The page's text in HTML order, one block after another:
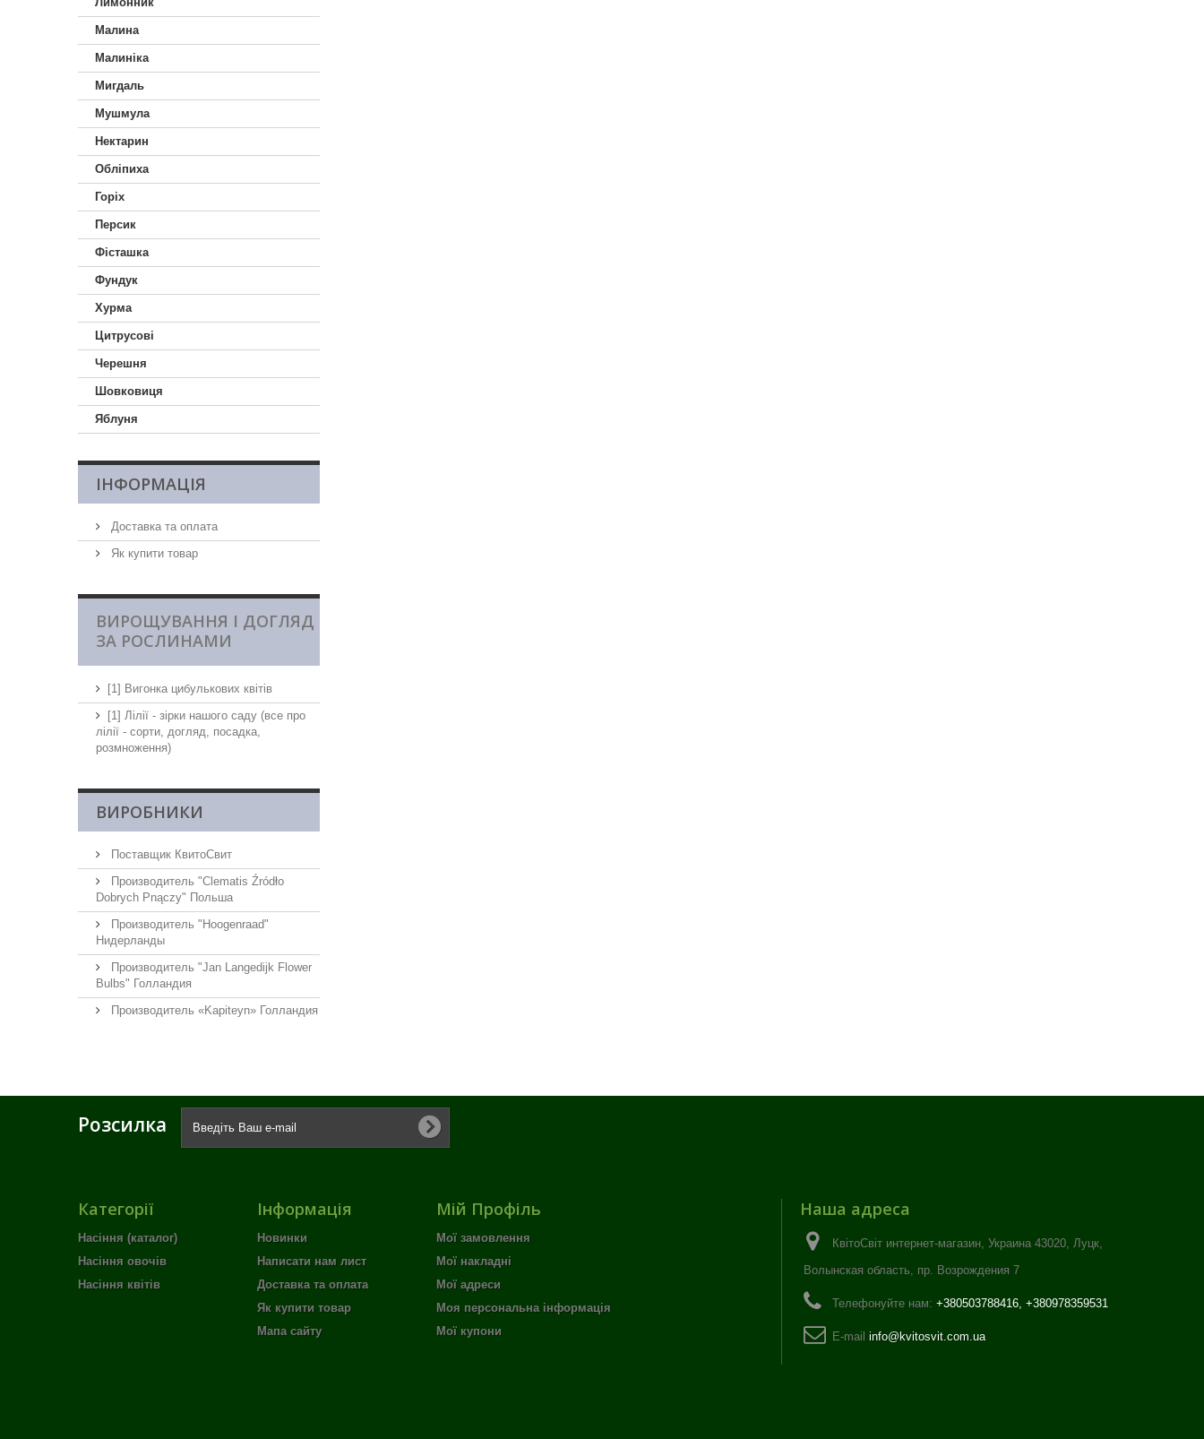
Малина
Малиніка
Мигдаль
Мушмула
Нектарин
Обліпиха
Горіх
Персик
Фісташка
Фундук
Хурма
Цитрусові
Черешня
Шовковиця
Яблуня
ІНФОРМАЦІЯ
Доставка та оплата
Як купити товар
ВИРОЩУВАННЯ І ДОГЛЯД
ЗА РОСЛИНАМИ
[1] Вигонка цибулькових квітів
[1] Лілії - зірки нашого саду (все про
лілії - сорти, догляд, посадка,
розмноження)
ВИРОБНИКИ
Поставщик КвитоСвит
Производитель "Clematis Źródło
Dobrych Pnączy" Польша
Производитель "Hoogenraad"
Нидерланды
Производитель "Jan Langedijk Flower
Bulbs" Голландия
Производитель «Kapiteyn» Голландия
Розсилка
Категорії
Насіння (каталог)
Насіння овочів
Насіння квітів
Інформація
Новинки
Написати нам лист
Доставка та оплата
Як купити товар
Мапа сайту
Мій Профіль
Мої замовлення
Мої накладні
Мої адреси
Моя персональна інформація
Мої купони
Наша адреса
КвітоСвіт интернет-магазин, Украина 43020, Луцк,
Волынская область, пр. Возрождения 7
Телефонуйте нам: +380503788416, +380978359531
E-maіl info@kvitosvit.com.ua